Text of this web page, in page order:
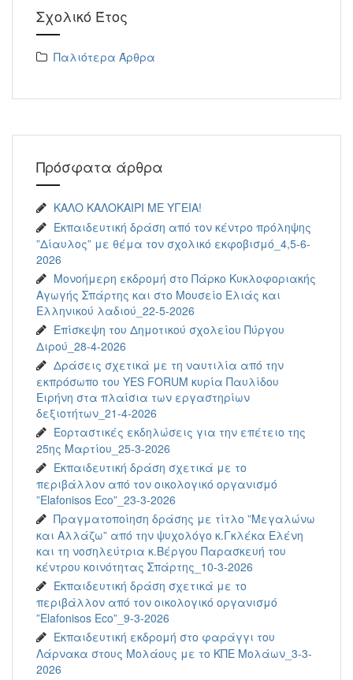
Σχολικό Έτος
Παλιότερα Άρθρα
Πρόσφατα άρθρα
ΚΑΛΟ ΚΑΛΟΚΑΙΡΙ ΜΕ ΥΓΕΙΑ!
Εκπαιδευτική δράση από τον κέντρο πρόληψης
”Δίαυλος” με θέμα τον σχολικό εκφοβισμό_4,5-6-
2026
Μονοήμερη εκδρομή στο Πάρκο Κυκλοφοριακής
Αγωγής Σπάρτης και στο Μουσείο Ελιάς και
Ελληνικού λαδιού_22-5-2026
Επίσκεψη του Δημοτικού σχολείου Πύργου
Διρού_28-4-2026
Δράσεις σχετικά με τη ναυτιλία από την
εκπρόσωπο του YES FORUM κυρία Παυλίδου
Ειρήνη στα πλαίσια των εργαστηρίων
δεξιοτήτων_21-4-2026
Εορταστικές εκδηλώσεις για την επέτειο της
25ης Μαρτίου_25-3-2026
Εκπαιδευτική δράση σχετικά με το
περιβάλλον από τον οικολογικό οργανισμό
”Elafonisos Eco”_23-3-2026
Πραγματοποίηση δράσης με τίτλο ”Μεγαλώνω
και Αλλάζω” από την ψυχολόγο κ.Γκλέκα Ελένη
και τη νοσηλεύτρια κ.Βέργου Παρασκευή του
κέντρου κοινότητας Σπάρτης_10-3-2026
Εκπαιδευτική δράση σχετικά με το
περιβάλλον από τον οικολογικό οργανισμό
”Elafonisos Eco”_9-3-2026
Εκπαιδευτική εκδρομή στο φαράγγι του
Λάρνακα στους Μολάους με το ΚΠΕ Μολάων_3-3-
2026